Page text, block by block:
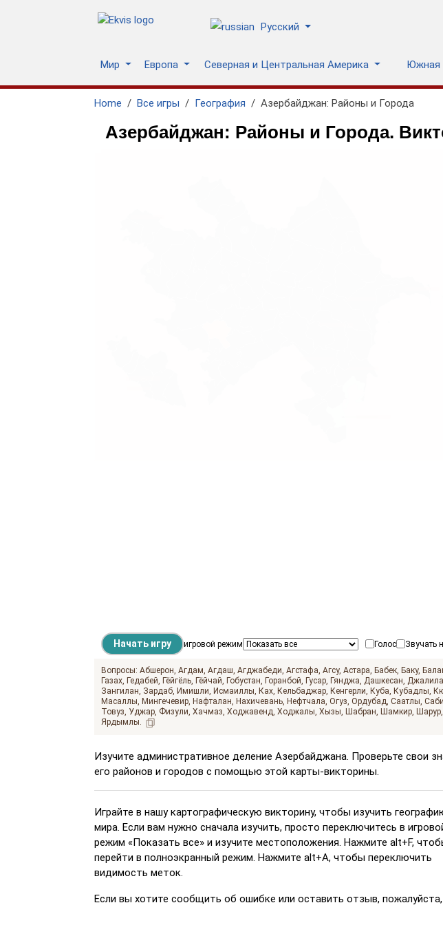
Русский
Мир Европа Северная и Центральная Америка Южная
Home Все игры География Азербайджан: Районы и Города
Азербайджан: Районы и Города.
игровой режим Голос Звучать
Вопросы: Абшерон Агдам Агдаш Агджабеди Агстафа Агсу Астара Бабек Баку
Газах Гедабей Гёйгёль Гёйчай Гобустан Горанбой Гусар Гянджа Дашкесан
Зангилан Зардаб Имишли Исмаиллы Ках Кельбаджар Кенгерли Куба Кубадлы
Масаллы
Мингечевир Нафталан Нахичевань Нефтчала Огуз Ордубад Саатлы
Товуз Уджар Физули Хачмаз Ходжавенд Ходжалы Хызы Шабран Шамкир Шарур
Ярдымлы
Изучите административное деление Азербайджана. Проверьте свои
его районов и городов с помощью этой карты-викторины.
Играйте в нашу картографическую викторину, чтобы изучить
мира. Если вам нужно сначала изучить, просто переключитесь в
режим «Показать все» и изучите местоположения. Нажмите alt+F,
перейти в полноэкранный режим. Нажмите alt+A, чтобы переключить
видимость меток.
Если вы хотите сообщить об ошибке или оставить отзыв,